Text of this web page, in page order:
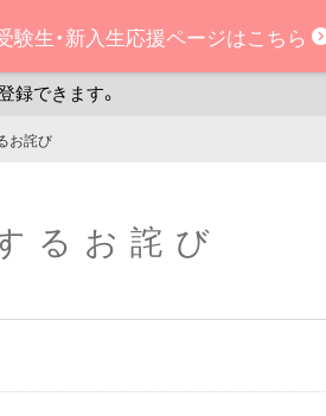
験生・新入生応援ページはこちら
録できます。
お詫び
るお詫び